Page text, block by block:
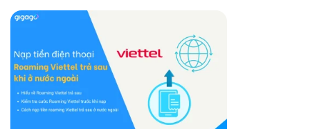
khác của Trung Quốc nhiều. Bài viết này
sẽ giải đáp thắc mắc liệu SIM Trung
Quốc có hoạt động tại Tây Tạng, Tân
Cương không, sóng thực tế […]